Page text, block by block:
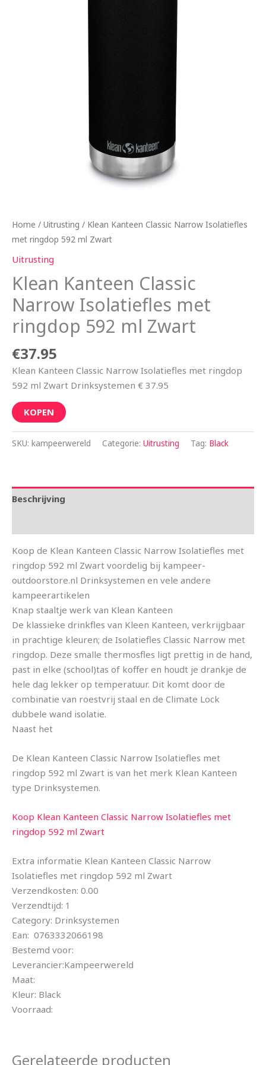
Home / Uitrusting / Klean Kanteen Classic Narrow Isolatiefles
met ringdop 592 ml Zwart
Uitrusting
Klean Kanteen Classic
Narrow Isolatiefles met
ringdop 592 ml Zwart
€37.95
Klean Kanteen Classic Narrow Isolatiefles met ringdop
592 ml Zwart Drinksystemen € 37.95
KOPEN
SKU: kampeerwereld Categorie: Uitrusting Tag: Black
Beschrijving
Koop de Klean Kanteen Classic Narrow Isolatiefles met
ringdop 592 ml Zwart voordelig bij kampeer-
outdoorstore.nl Drinksystemen en vele andere
kampeerartikelen
Knap staaltje werk van Klean Kanteen
De klassieke drinkfles van Kleen Kanteen, verkrijgbaar
in prachtige kleuren; de Isolatiefles Classic Narrow met
ringdop. Deze smalle thermosfles ligt prettig in de hand,
past in elke (school)tas of koffer en houdt je drankje de
hele dag lekker op temperatuur. Dit komt door de
combinatie van roestvrij staal en de Climate Lock
dubbele wand isolatie.
Naast het
De Klean Kanteen Classic Narrow Isolatiefles met
ringdop 592 ml Zwart is van het merk Klean Kanteen
type Drinksystemen.
Koop Klean Kanteen Classic Narrow Isolatiefles met
ringdop 592 ml Zwart
Extra informatie Klean Kanteen Classic Narrow
Isolatiefles met ringdop 592 ml Zwart
Verzendkosten: 0.00
Verzendtijd: 1
Category: Drinksystemen
Ean: 0763332066198
Bestemd voor:
Leverancier:Kampeerwereld
Maat:
Kleur: Black
Voorraad:
Gerelateerde producten